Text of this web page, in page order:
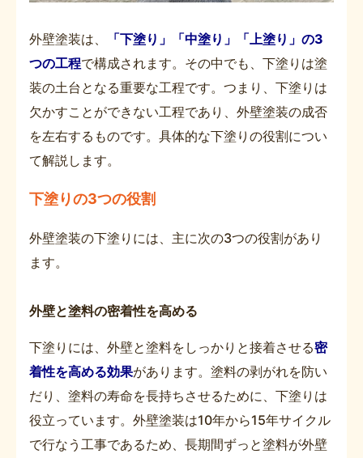
外壁塗装は、
「下塗り」「中塗り」「上塗り」の3
つの工程で構成されます。その中でも、下塗りは塗
装の土台となる重要な工程です。つまり、下塗りは
欠かすことができない工程であり、外壁塗装の成否
を左右するものです。具体的な下塗りの役割につい
て解説します。
下塗りの3つの役割
外壁塗装の下塗りには、主に次の3つの役割があり
ます。
外壁と塗料の密着性を高める
下塗りには、外壁と塗料をしっかりと接着させる密
着性を高める効果があります。塗料の剥がれを防い
だり、塗料の寿命を長持ちさせるために、下塗りは
役立っています。外壁塗装は10年から15年サイクル
で行なう工事であるため、長期間ずっと塗料が外壁